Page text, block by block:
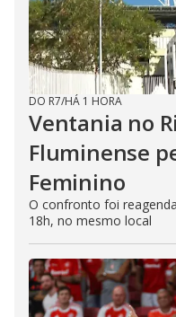
DO R7/HÁ 1 HORA
Ventania no
Fluminense
Feminino
O confronto foi
18h, no mesmo local